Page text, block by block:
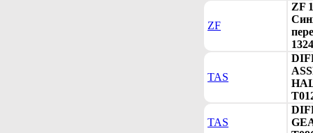
ZF
ZF
TAS
TAS